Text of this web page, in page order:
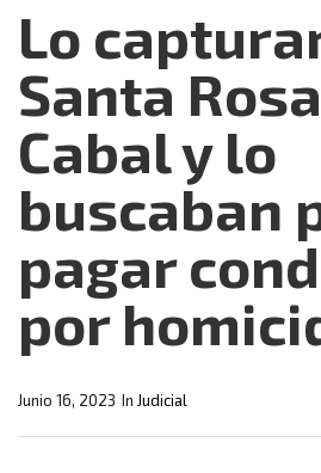
Lo
Santa
Cabal y lo
buscaban
pagar
por
In Judicial
Junio 16, 2023